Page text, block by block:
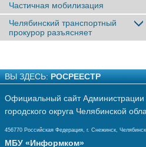
Частичная мобилизация
Челябинский транспортный
прокурор разъясняет
ВЫ ЗДЕСЬ: РОСРЕЕСТР
Официальный сайт Администрации
городского округа Челябинской
456770 Российская Федерация, г. Снежинск,
МБУ «Информком»